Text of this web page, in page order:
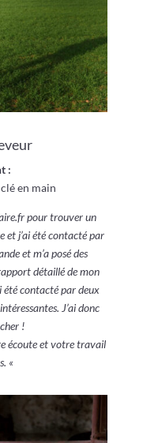
:
en main
pour trouver un
et j’ai été contacté par
et m’a posé des
détaillé de mon
été contacté par deux
J’ai donc
!
écoute et votre travail
«